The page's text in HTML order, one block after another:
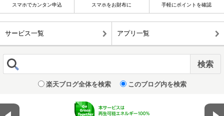
スマホでカンタン申込 スマホをお財布に 手軽にポイントを確認
サービス一覧 アプリ一覧
楽天ブログ全体を検索 このブログ内を検索